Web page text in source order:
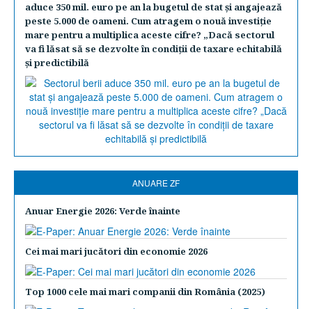
aduce 350 mil. euro pe an la bugetul de stat şi angajează
peste 5.000 de oameni. Cum atragem o nouă investiţie
mare pentru a multiplica aceste cifre? „Dacă sectorul
va fi lăsat să se dezvolte în condiţii de taxare echitabilă
şi predictibilă
ANUARE ZF
Anuar Energie 2026: Verde înainte
Cei mai mari jucători din economie 2026
Top 1000 cele mai mari companii din România (2025)